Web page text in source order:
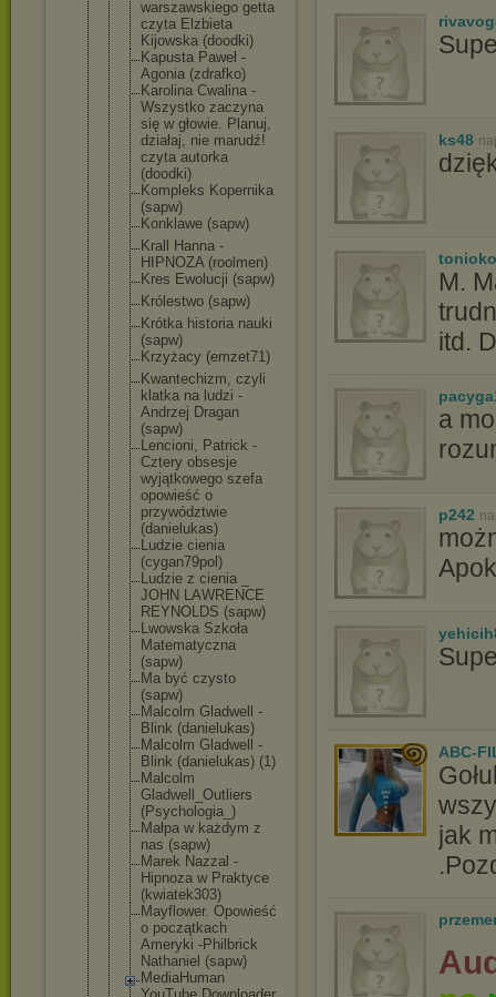
warszawskiego getta
czyta Elzbieta
Kijowska (doodki)
Kapusta Paweł -
Agonia (zdrafko)
Karolina Cwalina -
Wszystko zaczyna
się w głowie. Planuj,
działaj, nie marudź!
czyta autorka
(doodki)
Kompleks Kopernika
(sapw)
Konklawe (sapw)
Krall Hanna -
HIPNOZA (roolmen)
Kres Ewolucji (sapw)
Królestwo (sapw)
Krótka historia nauki
(sapw)
Krzyżacy (emzet71)
Kwantechizm, czyli
klatka na ludzi -
Andrzej Dragan
(sapw)
Lencioni, Patrick -
Cztery obsesje
wyjątkowego szefa
opowieść o
przywództwie
(danielukas)
Ludzie cienia
(cygan79pol )
Ludzie z cienia _
JOHN LAWRENCE
REYNOLDS (sapw)
Lwowska Szkoła
Matematyczna
(sapw)
Ma być czysto
(sapw)
Malcolm Gladwell -
Blink (danielukas)
Malcolm Gladwell -
Blink (danielukas) (1)
Malcolm
Gladwell_Outliers
(Psychologia_)
Małpa w każdym z
nas (sapw)
Marek Nazzal -
Hipnoza w Praktyce
(kwiatek303)
Mayflower. Opowieść
o początkach
Ameryki -Philbrick
Nathaniel (sapw)
MediaHuman
ks48
M.
itd.
a
p242
ABC-
jak